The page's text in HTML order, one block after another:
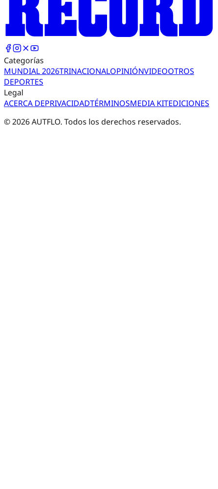
Categorías
MUNDIAL 2026TRINACIONALOPINIÓNVIDEOOTROS
DEPORTES
Legal
ACERCA DEPRIVACIDADTÉRMINOSMEDIA KITEDICIONES
©2026AUTFLO. Todos los derechos reservados.